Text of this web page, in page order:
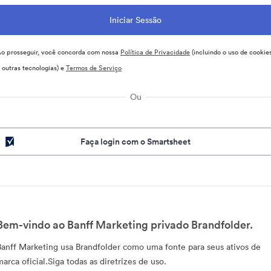
prosseguir, você concorda com nossa Política de Privacidade(incluindo o uso de
outras tecnologias) eTermos de Serviço
Ou
Faça login com o Smartsheet
vindo ao Banff Marketing privado Brandfolder.
Marketing usa Brandfolder como uma fonte para seus ativos de
oficial.Siga todas as diretrizes de uso.